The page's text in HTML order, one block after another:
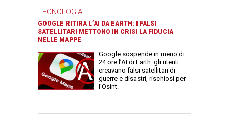
TECNOLOGIA
GOOGLE RITIRA L’AI DA EARTH: I FALSI
SATELLITARI METTONO IN CRISI LA FIDUCIA
NELLE MAPPE
Google sospende in meno di
24 ore l’AI di Earth: gli utenti
creavano falsi satellitari di
guerre e disastri, rischiosi per
l’Osint.